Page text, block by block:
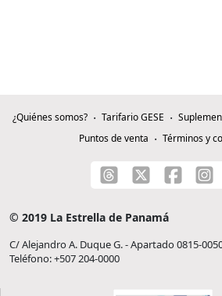
¿Quiénes somos? Tarifario GESE
Puntos de venta
Términos y
© 2019 La Estrella de Panamá
C/ Alejandro A. Duque G. - Apartado 0815-
Teléfono: +507 204-0000